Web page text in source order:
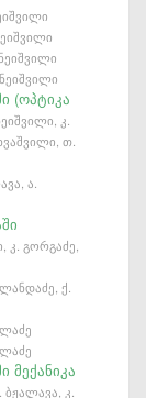
(ოპტიკა
კ.
თ.
ა.
კ. გორგაძე,
ქ.
მექანიკა
ბჟალავა, კ.